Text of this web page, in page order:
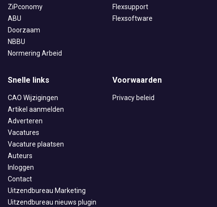
ZiPconomy
ABU
Doorzaam
NBBU
Normering Arbeid
Flexsupport
Flexsoftware
Snelle links
CAO Wijzigingen
Artikel aanmelden
Adverteren
Vacatures
Vacature plaatsen
Auteurs
Inloggen
Contact
Uitzendbureau Marketing
Uitzendbureau nieuws plugin
Voorwaarden
Privacy beleid